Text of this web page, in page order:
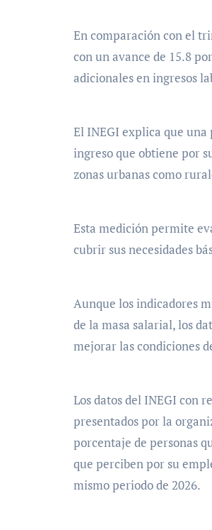
En comparación con el
con un avance de 15.8
adicionales en ingresos
El INEGI explica que
ingreso que obtiene por
zonas urbanas como
Esta medición permite
cubrir sus necesidades
Aunque los indicadores
de la masa salarial, los
mejorar las condiciones
Los datos del INEGI con
presentados por la
porcentaje de personas
que perciben por su
mismo periodo de 2026.